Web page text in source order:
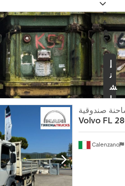
ب
ي
ع
؟
إ
ن
ش
ا
ء
إ
ع
ل
Calenzano
صندوقية
Volvo FL